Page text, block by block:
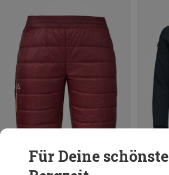
Du sparst 73%
Für Deine schönste